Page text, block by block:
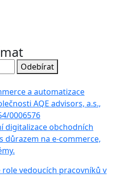
Odebírat
a automatizace
AQE advisors, a.s.,
0006576
digitalizace obchodních
důrazem na e-commerce,
role vedoucích pracovníků v